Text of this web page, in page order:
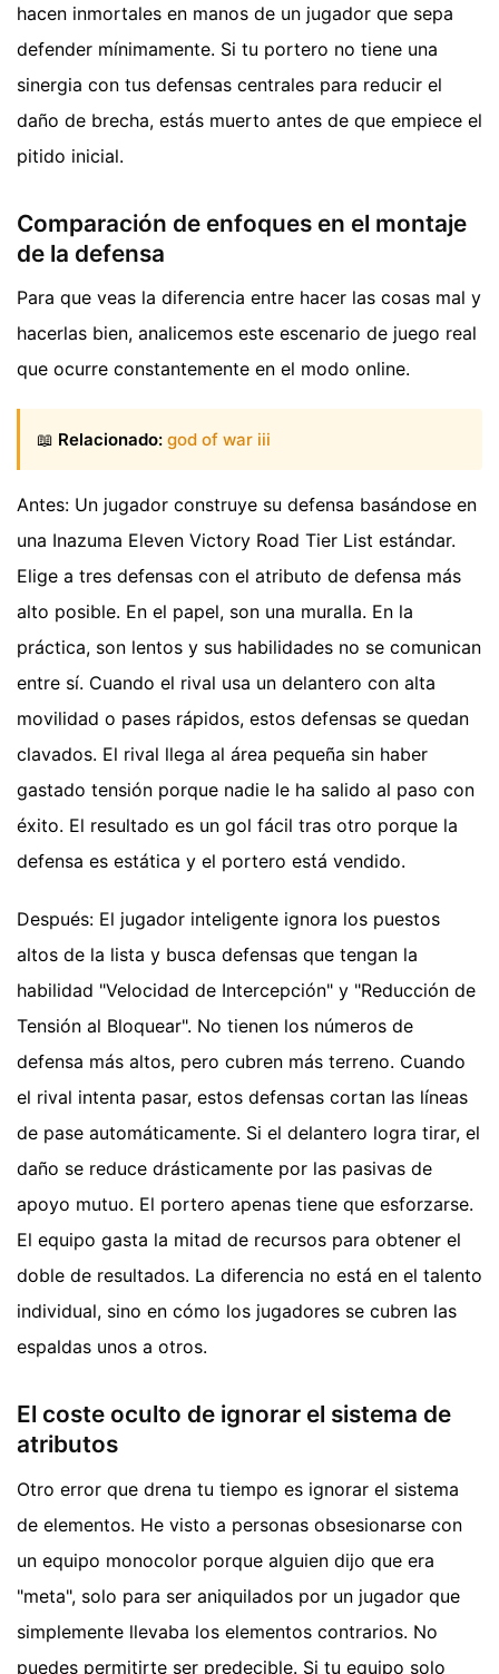
hacen inmortales en manos de un jugador que sepa
defender mínimamente. Si tu portero no tiene una
sinergia con tus defensas centrales para reducir el
daño de brecha, estás muerto antes de que empiece el
pitido inicial.
Comparación de enfoques en el montaje
de la defensa
Para que veas la diferencia entre hacer las cosas mal y
hacerlas bien, analicemos este escenario de juego real
que ocurre constantemente en el modo online.
📖 Relacionado: god of war iii
Antes: Un jugador construye su defensa basándose en
una Inazuma Eleven Victory Road Tier List estándar.
Elige a tres defensas con el atributo de defensa más
alto posible. En el papel, son una muralla. En la
práctica, son lentos y sus habilidades no se comunican
entre sí. Cuando el rival usa un delantero con alta
movilidad o pases rápidos, estos defensas se quedan
clavados. El rival llega al área pequeña sin haber
gastado tensión porque nadie le ha salido al paso con
éxito. El resultado es un gol fácil tras otro porque la
defensa es estática y el portero está vendido.
Después: El jugador inteligente ignora los puestos
altos de la lista y busca defensas que tengan la
habilidad "Velocidad de Intercepción" y "Reducción de
Tensión al Bloquear". No tienen los números de
defensa más altos, pero cubren más terreno. Cuando
el rival intenta pasar, estos defensas cortan las líneas
de pase automáticamente. Si el delantero logra tirar, el
daño se reduce drásticamente por las pasivas de
apoyo mutuo. El portero apenas tiene que esforzarse.
El equipo gasta la mitad de recursos para obtener el
doble de resultados. La diferencia no está en el talento
individual, sino en cómo los jugadores se cubren las
espaldas unos a otros.
El coste oculto de ignorar el sistema de
atributos
Otro error que drena tu tiempo es ignorar el sistema
de elementos. He visto a personas obsesionarse con
un equipo monocolor porque alguien dijo que era
"meta", solo para ser aniquilados por un jugador que
simplemente llevaba los elementos contrarios. No
puedes permitirte ser predecible. Si tu equipo solo